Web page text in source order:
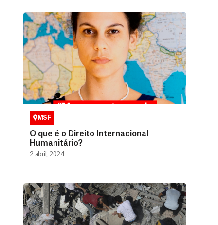
MSF
O que é o Direito Internacional
Humanitário?
2 abril, 2024